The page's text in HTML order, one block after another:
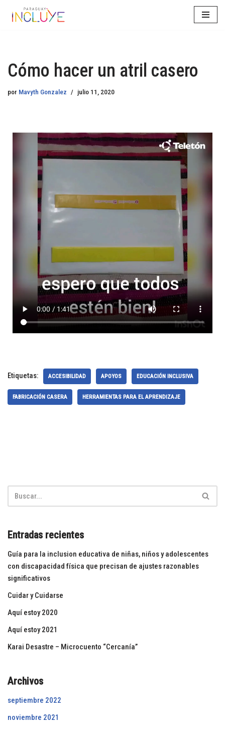
Cómo hacer un atril casero
por Mavyth Gonzalez julio 11, 2020
Etiquetas: ACCESIBILIDAD APOYOS EDUCACIÓN INCLUSIVA
FABRICACIÓN CASERA HERRAMIENTAS PARA EL APRENDIZAJE
Entradas recientes
Guía para la inclusion educativa de niñas, niños y adolescentes
con discapacidad física que precisan de ajustes razonables
significativos
Cuidar y Cuidarse
Aquí estoy 2020
Aquí estoy 2021
Karai Desastre – Microcuento “Cercanía”
Archivos
septiembre 2022
noviembre 2021